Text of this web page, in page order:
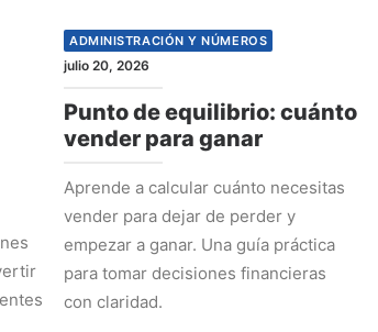
ADMINISTRACIÓN Y NÚMEROS
julio 20, 2026
Punto de equilibrio: cuánto
vender para ganar
Aprende a calcular cuánto necesitas
vender para dejar de perder y
empezar a ganar. Una guía práctica
para tomar decisiones financieras
con claridad.